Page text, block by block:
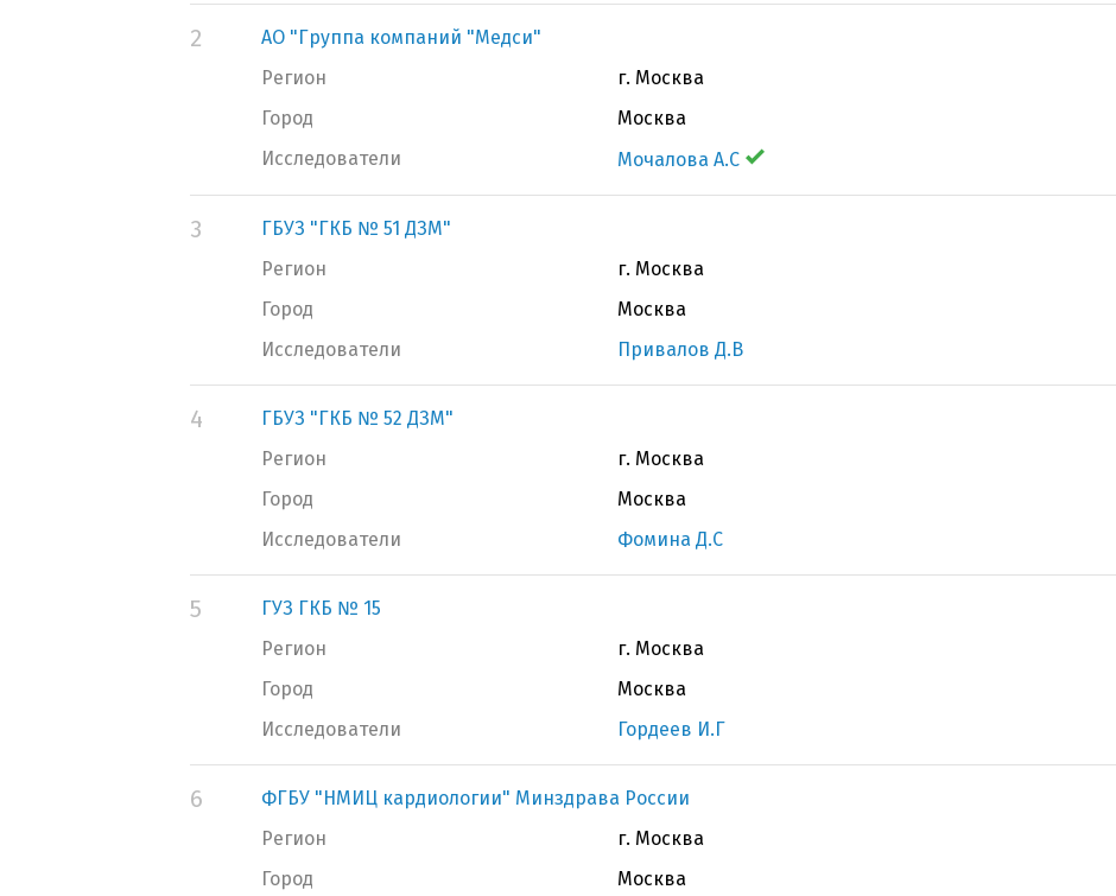
2
АО "Группа компаний "Медси"
Регион
г. Москва
Город
Москва
Исследователи
Мочалова А.С
3
ГБУЗ "ГКБ № 51 ДЗМ"
Регион
г. Москва
Город
Москва
Исследователи
Привалов Д.В
4
ГБУЗ "ГКБ № 52 ДЗМ"
Регион
г. Москва
Город
Москва
Исследователи
Фомина Д.С
5
ГУЗ ГКБ № 15
Регион
г. Москва
Город
Москва
Исследователи
Гордеев И.Г
6
ФГБУ "НМИЦ кардиологии" Минздрава России
Регион
г. Москва
Город
Москва